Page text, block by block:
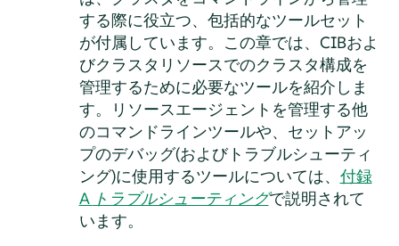
する際に役立つ、包括的なツールセット
が付属しています。この章では、CIBおよ
びクラスタリソースでのクラスタ構成を
管理するために必要なツールを紹介しま
す。リソースエージェントを管理する他
のコマンドラインツールや、セットアッ
プのデバッグ(およびトラブルシューティ
ング)に使用するツールについては、 付録
A トラブルシューティングで説明されて
います。